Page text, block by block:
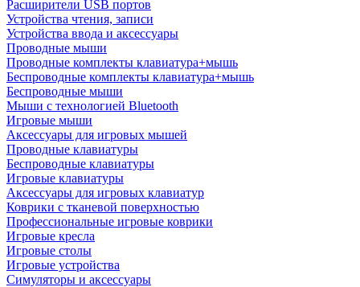
Расширители USB портов
Устройства чтения, записи
Устройства ввода и аксессуары
Проводные мыши
Проводные комплекты клавиатура+мышь
Беспроводные комплекты клавиатура+мышь
Беспроводные мыши
Мыши с технологией Bluetooth
Игровые мыши
Аксессуары для игровых мышей
Проводные клавиатуры
Беспроводные клавиатуры
Игровые клавиатуры
Аксессуары для игровых клавиатур
Коврики с тканевой поверхностью
Профессиональные игровые коврики
Игровые кресла
Игровые столы
Игровые устройства
Симуляторы и аксессуары